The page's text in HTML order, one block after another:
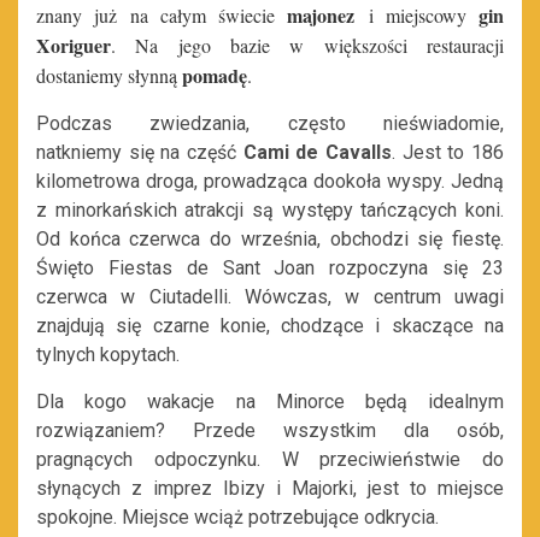
znany już na całym świeciemajonez i miejscowygin
Xoriguer. Na jego bazie w większości restauracji
dostaniemy słynnąpomadę.
Podczas zwiedzania, często nieświadomie,
natkniemy się na część Cami de Cavalls. Jest to 186
kilometrowa droga, prowadząca dookoła wyspy. Jedną
z minorkańskich atrakcji są występy tańczących koni.
Od końca czerwca do września, obchodzi się fiestę.
Święto Fiestas de Sant Joan rozpoczyna się 23
czerwca w Ciutadelli. Wówczas, w centrum uwagi
znajdują się czarne konie, chodzące i skaczące na
tylnych kopytach.
Dla kogo wakacje na Minorce będą idealnym
rozwiązaniem? Przede wszystkim dla osób,
pragnących odpoczynku. W przeciwieństwie do
słynących z imprez Ibizy i Majorki, jest to miejsce
spokojne. Miejsce wciąż potrzebujące odkrycia.